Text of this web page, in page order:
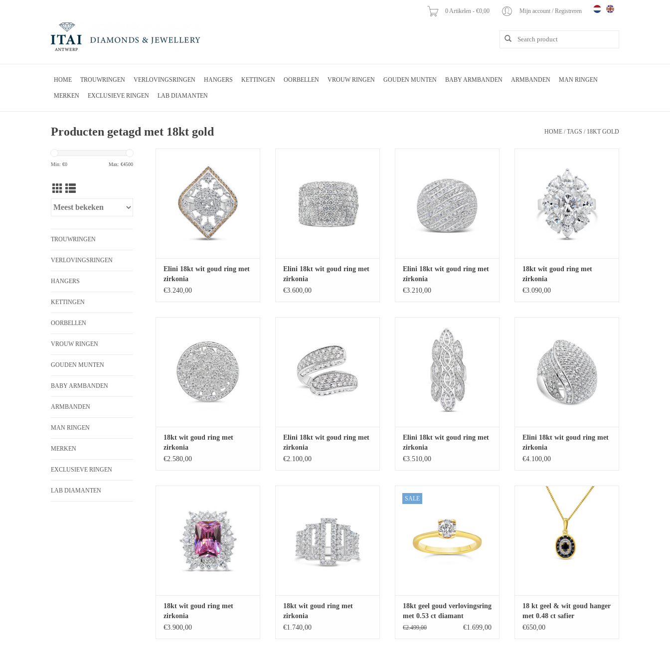
0 Artikelen - €0,00 Mijn account / Registreren
HOME TROUWRINGEN VERLOVINGSRINGEN HANGERS KETTINGEN OORBELLEN VROUW RINGEN GOUDEN MUNTEN BABY ARMBANDEN ARMBANDEN MAN RINGEN
MERKEN EXCLUSIEVE RINGEN LAB DIAMANTEN
Producten getagd met 18kt gold HOME /TAGS / 18KT GOLD
Min: €0 Max: €4500
TROUWRINGEN
VERLOVINGSRINGEN
HANGERS
KETTINGEN
OORBELLEN
VROUW RINGEN
GOUDEN MUNTEN
BABY ARMBANDEN
ARMBANDEN
MAN RINGEN
MERKEN
EXCLUSIEVE RINGEN
LAB DIAMANTEN
TOEVOEGEN AAN
WINKELWAGEN
Elini 18kt wit goud ring met
zirkonia
€3.240,00
WINKELWAGEN
Elini 18kt wit goud ring met
zirkonia
€3.600,00
WINKELWAGEN
Elini 18kt wit goud ring met
zirkonia
€3.210,00
TOEVOEGEN AAN
WINKELWAGEN
18kt wit goud ring met
zirkonia
€3.090,00
WINKELWAGEN
18kt wit goud ring met
zirkonia
€2.580,00
WINKELWAGEN
Elini 18kt wit goud ring met
zirkonia
€2.100,00
TOEVOEGEN AAN
WINKELWAGEN
Elini 18kt wit goud ring met
zirkonia
€3.510,00
TOEVOEGEN AAN
WINKELWAGEN
Elini 18kt wit goud ring met
zirkonia
€4.100,00
WINKELWAGEN
18kt wit goud ring met
zirkonia
€3.900,00
WINKELWAGEN
18kt wit goud ring met
zirkonia
€1.740,00
SALE
TOEVOEGEN AAN
WINKELWAGEN
18kt geel goud verlovingsring
met 0.53 ct diamant
€2.499,00 €1.699,00
18 kt geel & wit goud hanger met 0.48
TOEVOEGEN AAN
WINKELWAGEN
18 kt geel & wit goud hanger
met 0.48 ct safier
€650,00